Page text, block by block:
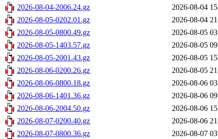
2026-08-04-2006.24.gz
2026-08-04
2026-08-05-0202.01.gz
2026-08-04
2026-08-05-0800.49.gz
2026-08-05
2026-08-05-1403.57.gz
2026-08-05
2026-08-05-2001.43.gz
2026-08-05
2026-08-06-0200.26.gz
2026-08-05
2026-08-06-0800.18.gz
2026-08-06
2026-08-06-1401.36.gz
2026-08-06
2026-08-06-2004.50.gz
2026-08-06
2026-08-07-0200.40.gz
2026-08-06
2026-08-07-0800.36.gz
2026-08-07